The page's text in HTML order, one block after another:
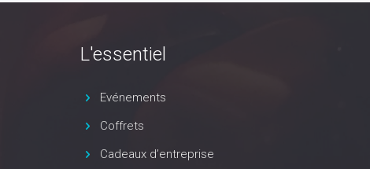
L'essentiel
Evénements
Coffrets
Cadeaux d’entreprise